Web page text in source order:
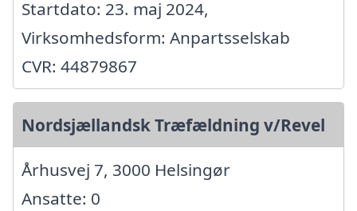
Startdato: 23. maj 2024,
Virksomhedsform: Anpartsselskab
CVR: 44879867
Nordsjællandsk Træfældning v/Revel
Århusvej 7, 3000 Helsingør
Ansatte: 0